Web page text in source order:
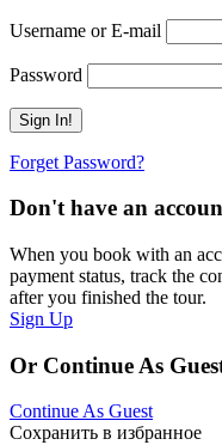
Username or E-mail
Password
Forget Password?
Don't have an
When you book with an
payment status, track the
after you finished the tour.
Sign Up
Or Continue As
Continue As Guest
Сохранить в избранное